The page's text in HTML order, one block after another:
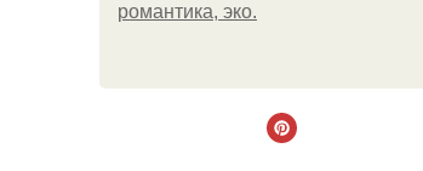
романтика, эко.